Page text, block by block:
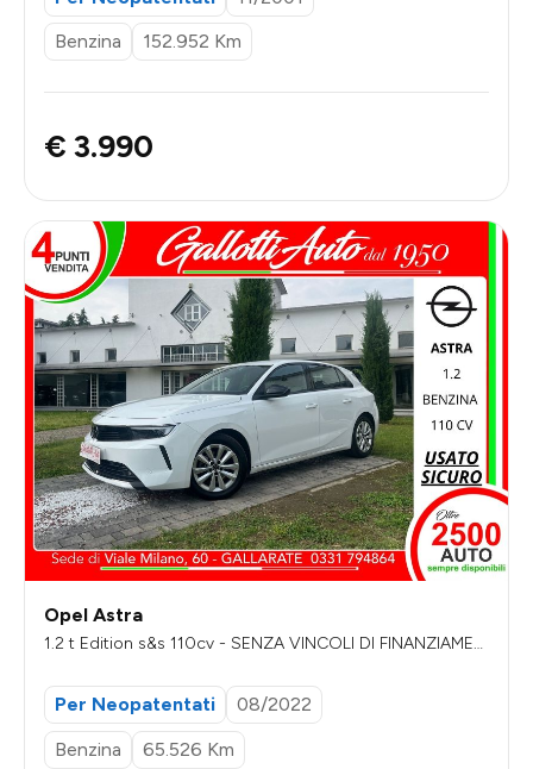
Benzina
152.952 Km
€ 3.990
Opel Astra
1.2 t Edition s&s 110cv - SENZA VINCOLI DI FINANZIAMEN
Per Neopatentati
08/2022
Benzina
65.526 Km